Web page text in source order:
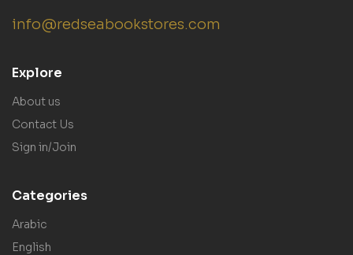
info@redseabookstores.com
Explore
About us
Contact Us
Sign in/Join
Categories
Arabic
English